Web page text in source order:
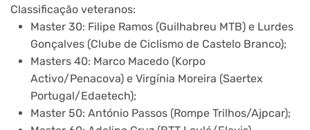
Classificação veteranos:
Master 30: Filipe Ramos (Guilhabreu MTB) e Lurdes
Gonçalves (Clube de Ciclismo de Castelo Branco);
Masters 40: Marco Macedo (Korpo
Activo/Penacova) e Virgínia Moreira (Saertex
Portugal/Edaetech);
Master 50: António Passos (Rompe Trilhos/Ajpcar);